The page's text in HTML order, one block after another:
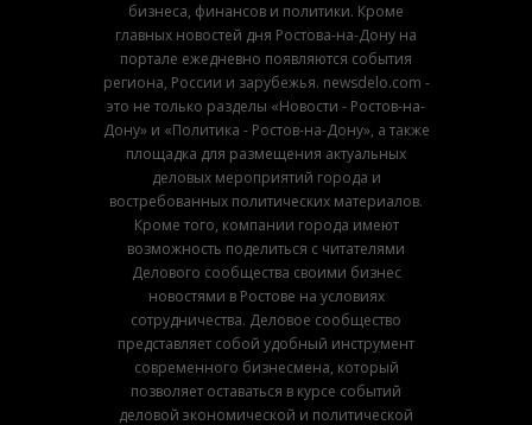
бизнеса, финансов и политики. Кроме
главных новостей дня Ростова-на-Дону на
портале ежедневно появляются события
региона, России и зарубежья. newsdelo.com -
это не только разделы «Новости - Ростов-на-
Дону» и «Политика - Ростов-на-Дону», а также
площадка для размещения актуальных
деловых мероприятий города и
востребованных политических материалов.
Кроме того, компании города имеют
возможность поделиться с читателями
Делового сообщества своими бизнес
новостями в Ростове на условиях
сотрудничества. Деловое сообщество
представляет собой удобный инструмент
современного бизнесмена, который
позволяет оставаться в курсе событий
деловой экономической и политической